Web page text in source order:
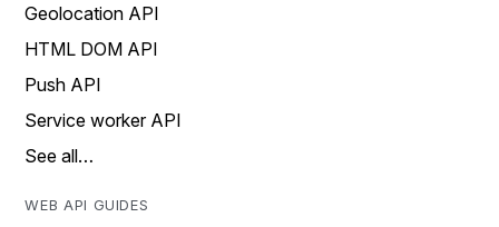
Geolocation API
HTML DOM API
Push API
Service worker API
See all…
WEB API GUIDES